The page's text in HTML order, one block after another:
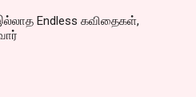
Endless கவிதைகள்,